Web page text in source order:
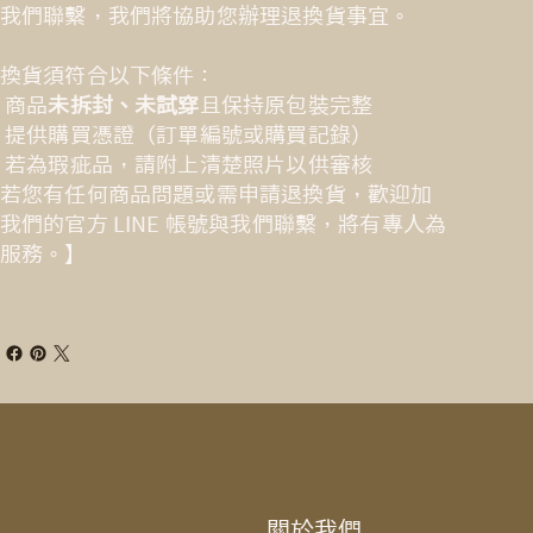
們聯繫，我們將協助您辦理退換貨事宜。
貨須符合以下條件：
商品未拆封、未試穿 且保持原包裝完整
提供購買憑證（訂單編號或購買記錄）
若為瑕疵品，請附上清楚照片以供審核
若您有任何商品問題或需申請退換貨，歡迎加
我們的官方 LINE 帳號與我們聯繫，將有專人為
務。】